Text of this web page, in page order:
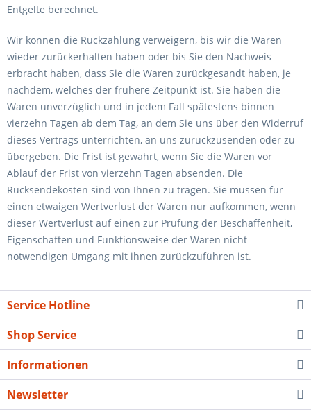
Entgelte berechnet.
Wir können die Rückzahlung verweigern, bis wir die Waren
wieder zurückerhalten haben oder bis Sie den Nachweis
erbracht haben, dass Sie die Waren zurückgesandt haben, je
nachdem, welches der frühere Zeitpunkt ist. Sie haben die
Waren unverzüglich und in jedem Fall spätestens binnen
vierzehn Tagen ab dem Tag, an dem Sie uns über den Widerruf
dieses Vertrags unterrichten, an uns zurückzusenden oder zu
übergeben. Die Frist ist gewahrt, wenn Sie die Waren vor
Ablauf der Frist von vierzehn Tagen absenden. Die
Rücksendekosten sind von Ihnen zu tragen. Sie müssen für
einen etwaigen Wertverlust der Waren nur aufkommen, wenn
dieser Wertverlust auf einen zur Prüfung der Beschaffenheit,
Eigenschaften und Funktionsweise der Waren nicht
notwendigen Umgang mit ihnen zurückzuführen ist.
Service Hotline
Shop Service
Informationen
Newsletter